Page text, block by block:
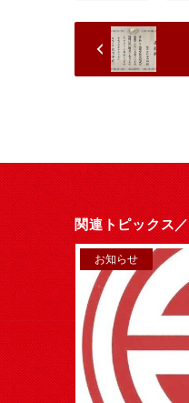
関連トピックス／
お知らせ